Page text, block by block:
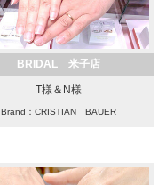
BRIDAL 米子店
T様＆N様
Brand：CRISTIAN BAUER